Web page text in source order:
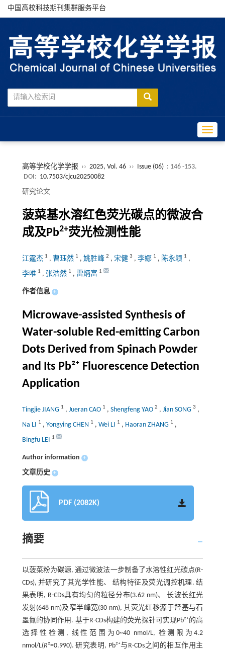
中国高校科技期刊集群服务平台
高等学校化学学报 ›› 2025, Vol. 46 ›› Issue (06) : 146 -153.
DOI: 10.7503/cjcu20250082
研究论文
菠菜基水溶红色荧光碳点的微波合
成及Pb2+荧光检测性能
江霆杰 1 , 曹珏然 1 , 姚胜峰 2 , 宋健 3 , 李娜 1 , 陈永颖 1 ,
李唯 1 , 张浩然 1 , 雷炳富 1
作者信息 +
Microwave-assisted Synthesis of
Water-soluble Red-emitting Carbon
Dots Derived from Spinach Powder
and Its Pb²⁺ Fluorescence Detection
Application
Tingjie JIANG 1 , Jueran CAO 1 , Shengfeng YAO 2 , Jian SONG 3 ,
Na LI 1 , Yongying CHEN 1 , Wei LI 1 , Haoran ZHANG 1 ,
Bingfu LEI 1
Author information +
文章历史 +
PDF (2082K)
摘要
以菠菜粉为碳源, 通过微波法一步制备了水溶性红光碳点(R-
CDs), 并研究了其光学性能、 结构特征及荧光调控机理. 结
果表明, R-CDs具有均匀的粒径分布(3.62 nm)、 长波长红光
发射(648 nm)及窄半峰宽(30 nm), 其荧光红移源于羟基与石
墨氮的协同作用. 基于R-CDs构建的荧光探针可实现Pb²⁺的高
选择性检测, 线性范围为0~40 nmol/L, 检测限为4.2
nmol/L(R²=0.990). 研究表明, Pb²⁺与R-CDs之间的相互作用主